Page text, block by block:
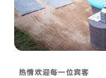
热情欢迎每一位宾客